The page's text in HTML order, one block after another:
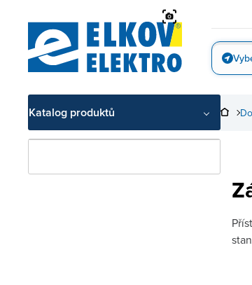
Katalog produktů